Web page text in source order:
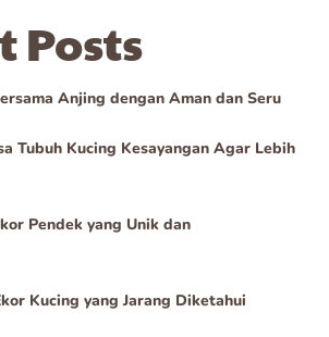
Posts
Anjing dengan Aman dan Seru
Tubuh Kucing Kesayangan Agar Lebih
Pendek yang Unik dan
Kucing yang Jarang Diketahui